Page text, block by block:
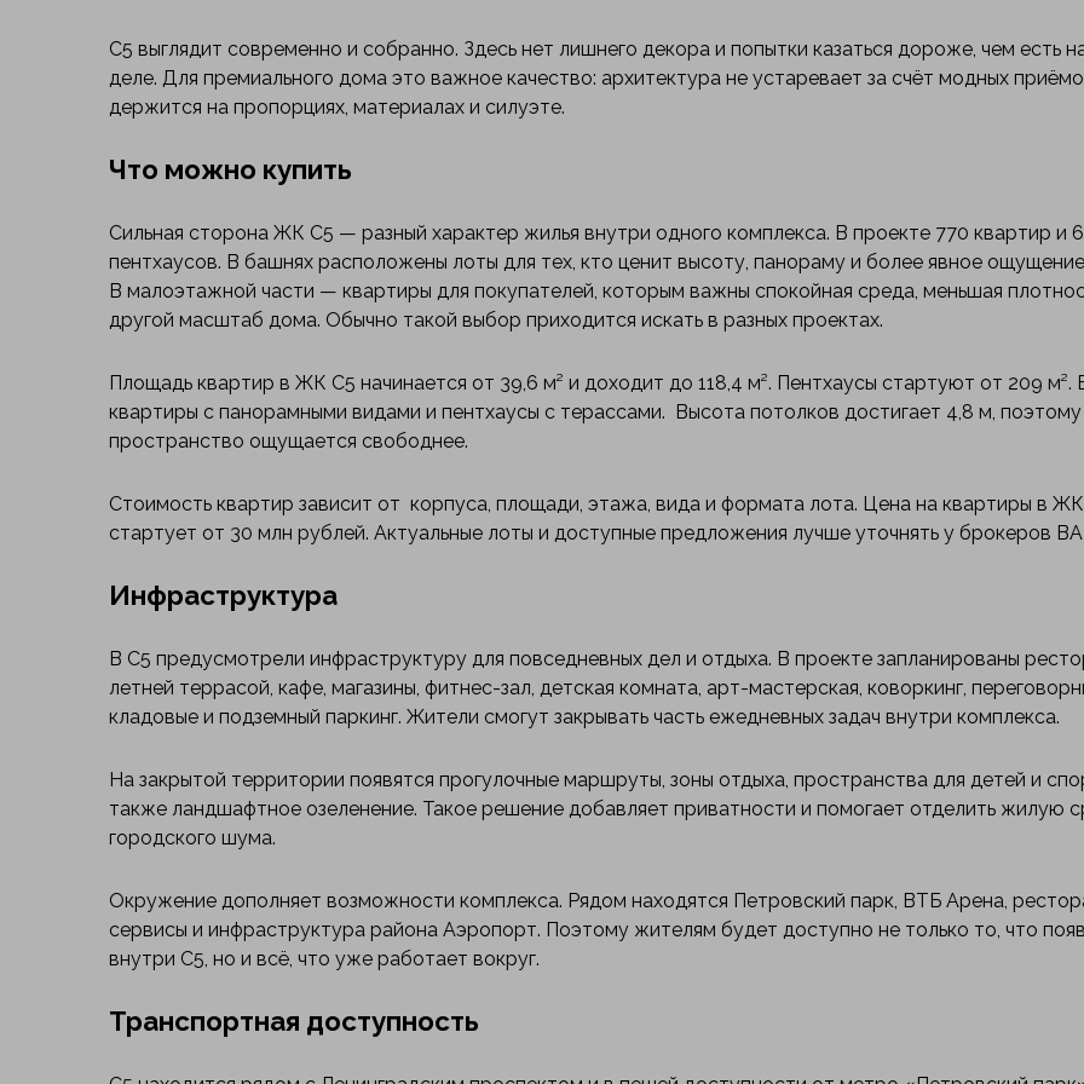
С5 выглядит современно и собранно. Здесь нет лишнего декора и попытки казаться дороже, чем есть
деле. Для премиального дома это важное качество: архитектура не устаревает за счёт модных
держится на пропорциях, материалах и силуэте.
Что можно купить
Сильная сторона ЖК С5 — разный характер жилья внутри одного комплекса. В проекте 770 квартир и 6
пентхаусов. В башнях расположены лоты для тех, кто ценит высоту, панораму и более явное
В малоэтажной части — квартиры для покупателей, которым важны спокойная среда, меньшая
другой масштаб дома. Обычно такой выбор приходится искать в разных проектах.
Площадь квартир в ЖК С5 начинается от 39,6 м² и доходит до 118,4 м². Пентхаусы стартуют от 209 м².
квартиры с панорамными видами и пентхаусы с терассами. Высота потолков достигает 4,8 м, поэтому
пространство ощущается свободнее.
Стоимость квартир зависит от корпуса, площади, этажа, вида и формата лота. Цена на квартиры в
стартует от 30 млн рублей. Актуальные лоты и доступные предложения лучше уточнять у брокеров
Инфраструктура
В С5 предусмотрели инфраструктуру для повседневных дел и отдыха. В проекте запланированы
летней террасой, кафе, магазины, фитнес-зал, детская комната, арт-мастерская, коворкинг,
кладовые и подземный паркинг. Жители смогут закрывать часть ежедневных задач внутри комплекса.
На закрытой территории появятся прогулочные маршруты, зоны отдыха, пространства для детей и
также ландшафтное озеленение. Такое решение добавляет приватности и помогает отделить жилую
городского шума.
Окружение дополняет возможности комплекса. Рядом находятся Петровский парк, ВТБ Арена,
сервисы и инфраструктура района Аэропорт. Поэтому жителям будет доступно не только то, что
внутри С5, но и всё, что уже работает вокруг.
Транспортная доступность